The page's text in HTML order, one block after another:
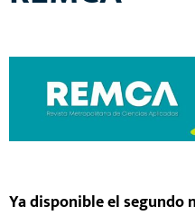
Ya disponible el segundo